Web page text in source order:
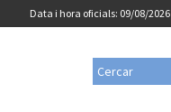
Data i hora oficials: 09/08/2026